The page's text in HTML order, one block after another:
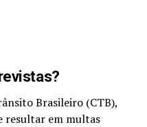
Brasileiro (CTB),
resultar em multas